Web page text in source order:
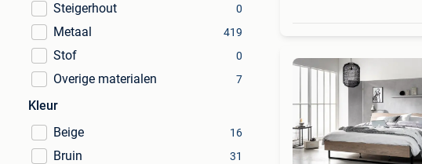
Steigerhout 0
Metaal 419
Stof 0
Overige materialen 7
Kleur
Beige
16
Bruin 31